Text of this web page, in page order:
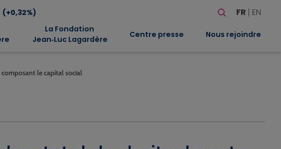
(+0,32%)
Rechercher
FR EN
La Fondation
Jean‑Luc Lagardère
Centre presse Nous rejoindre
le capital social